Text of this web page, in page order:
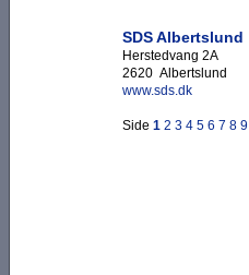
SDS Albertslund
Herstedvang 2A
2620 Albertslund
www.sds.dk
Side 1 2 3 4 5 6 7 8 9